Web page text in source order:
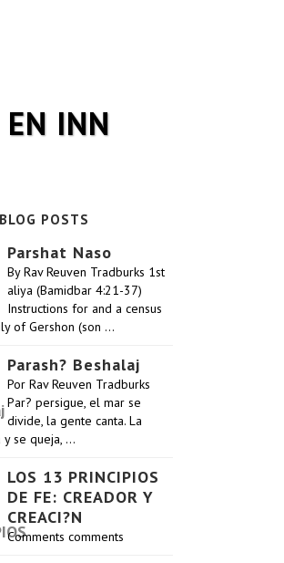
EN INN
POSTS
Parshat Naso
By Rav Reuven Tradburks 1st
aliya (Bamidbar 4:21-37)
Instructions for and a census
of Gershon (son …
Parash? Beshalaj
Por Rav Reuven Tradburks
Par? persigue, el mar se
divide, la gente canta. La
y se queja, …
LOS 13 PRINCIPIOS
DE FE: CREADOR Y
CREACI?N
Comments comments